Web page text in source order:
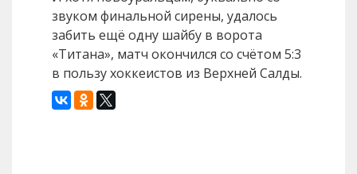
звуком финальной сирены, удалось
забить ещё одну шайбу в ворота
«Титана», матч окончился со счётом 5:3
в пользу хоккеистов из Верхней Салды.